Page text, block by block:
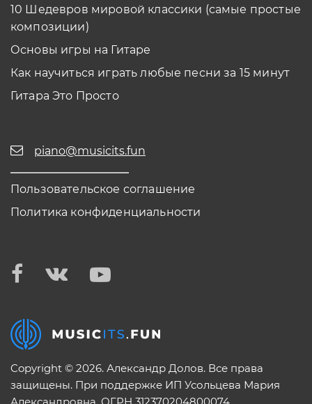
10 Шедевров мировой классики (самые простые
композиции)
Основы игры на Гитаре
Как научиться играть любые песни за 15 минут
Гитара Это Просто
piano@musicits.fun
Пользовательское соглашение
Политика конфиденциальности
Copyright © 2026. Александр Долов. Все права
защищены. При поддержке ИП Усольцева Мария